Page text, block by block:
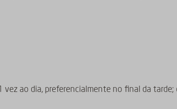
vez ao dia, preferencialmente no final da